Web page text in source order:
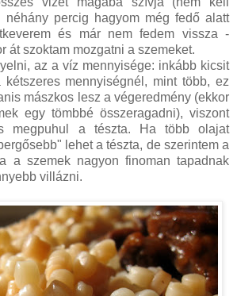
néhány percig hagyom még fedő alatt
és már nem fedem vissza -
át szoktam mozgatni a szemeket.
az a víz mennyisége: inkább kicsit
mennyiségnél, mint több, ez
mászkos lesz a végeredmény (ekkor
egy tömbbé összeragadni), viszont
megpuhul a tészta. Ha több olajat
lehet a tészta, de szerintem a
a szemek nagyon finoman tapadnak
villázni.